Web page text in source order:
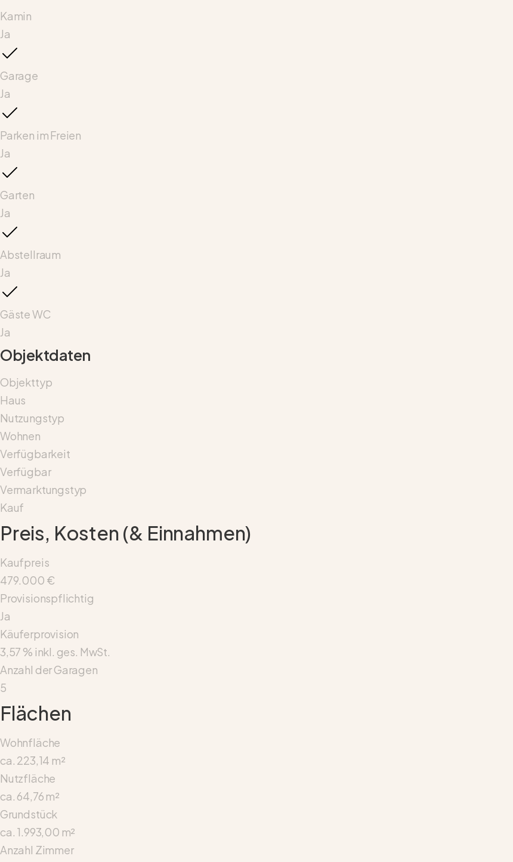
Kamin
Ja
Garage
Ja
Parken im Freien
Ja
Garten
Ja
Abstellraum
Ja
Gäste WC
Ja
Objektdaten
Objekttyp
Haus
Nutzungstyp
Wohnen
Verfügbarkeit
Verfügbar
Vermarktungstyp
Kauf
Preis, Kosten (& Einnahmen)
Kaufpreis
479.000 €
Provisionspflichtig
Ja
Käuferprovision
3,57 % inkl. ges. MwSt.
Anzahl der Garagen
5
Flächen
Wohnfläche
ca. 223,14 m²
Nutzfläche
ca. 64,76 m²
Grundstück
ca. 1.993,00 m²
Anzahl Zimmer